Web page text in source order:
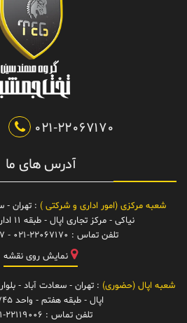
021-22067170
آدرس های ما
شعبه مرکزی (امور اداری و شرکتی ) : تهران -
نیاکی - مرکز تجاری اپال - طبقه 11 اداری - واحد 1102
تلفن تماس : 021-22067170 - 22067887
نمایش روی نقشه
شعبه اپال (حضوری) : تهران - سعادت آباد -
اپال - طبقه هفتم - واحد 742/745
تلفن تماس : 22119006